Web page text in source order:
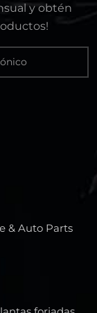
y obtén
& Auto Parts